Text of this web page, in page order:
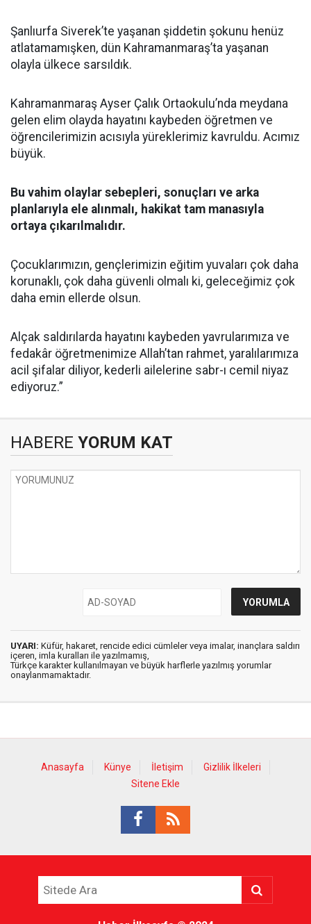
Şanlıurfa Siverek’te yaşanan şiddetin şokunu henüz
atlatamamışken, dün Kahramanmaraş’ta yaşanan
olayla ülkece sarsıldık.
Kahramanmaraş Ayser Çalık Ortaokulu’nda meydana
gelen elim olayda hayatını kaybeden öğretmen ve
öğrencilerimizin acısıyla yüreklerimiz kavruldu. Acımız
büyük.
Bu vahim olaylar sebepleri, sonuçları ve arka
planlarıyla ele alınmalı, hakikat tam manasıyla
ortaya çıkarılmalıdır.
Çocuklarımızın, gençlerimizin eğitim yuvaları çok daha
korunaklı, çok daha güvenli olmalı ki, geleceğimiz çok
daha emin ellerde olsun.
Alçak saldırılarda hayatını kaybeden yavrularımıza ve
fedakâr öğretmenimize Allah’tan rahmet, yaralılarımıza
acil şifalar diliyor, kederli ailelerine sabr-ı cemil niyaz
ediyoruz.”
HABERE YORUM KAT
UYARI: Küfür, hakaret, rencide edici cümleler veya imalar, inançlara saldırı
içeren, imla kuralları ile yazılmamış,
Türkçe karakter kullanılmayan ve büyük harflerle yazılmış yorumlar
onaylanmamaktadır.
Anasayfa Künye İletişim
Gizlilik İlkeleri
Sitene Ekle